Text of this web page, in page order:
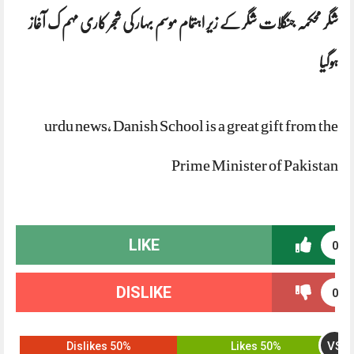
شگر محکمہ جنگلات شگر کے زیر اہتمام موسم بہار کی شجر کاری مہم ک آغاز
ہوگیا
urdu news, Danish School is a great gift from the
Prime Minister of Pakistan
0
LIKE
0
DISLIKE
50% Likes VS
50% Dislikes